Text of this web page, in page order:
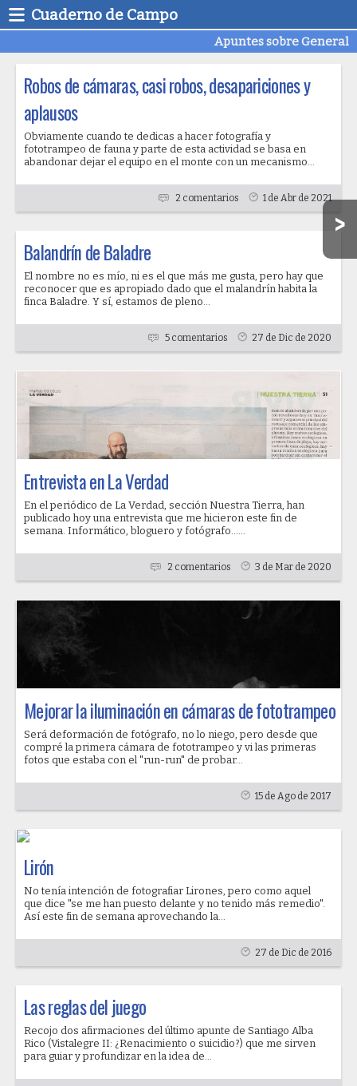
Cuaderno de Campo
Apuntes sobre General
Robos de cámaras, casi robos, desapariciones y
aplausos
Obviamente cuando te dedicas a hacer fotografía y
fototrampeo de fauna y parte de esta actividad se basa en
abandonar dejar el equipo en el monte con un mecanismo...
2 comentarios 1 de Abr de 2021
Balandrín de Baladre
El nombre no es mío, ni es el que más me gusta, pero hay que
reconocer que es apropiado dado que el malandrín habita la
finca Baladre. Y sí, estamos de pleno...
5 comentarios 27 de Dic de 2020
Entrevista en La Verdad
En el periódico de La Verdad, sección Nuestra Tierra, han
publicado hoy una entrevista que me hicieron este fin de
semana. Informático, bloguero y fotógrafo......
2 comentarios 3 de Mar de 2020
Mejorar la iluminación en cámaras de fototrampeo
Será deformación de fotógrafo, no lo niego, pero desde que
compré la primera cámara de fototrampeo y vi las primeras
fotos que estaba con el "run-run" de probar...
15 de Ago de 2017
Lirón
No tenía intención de fotografiar Lirones, pero como aquel
que dice "se me han puesto delante y no tenido más remedio".
Así este fin de semana aprovechando la...
27 de Dic de 2016
Las reglas del juego
Recojo dos afirmaciones del último apunte de Santiago Alba
Rico (Vistalegre II: ¿Renacimiento o suicidio?) que me sirven
para guiar y profundizar en la idea de...